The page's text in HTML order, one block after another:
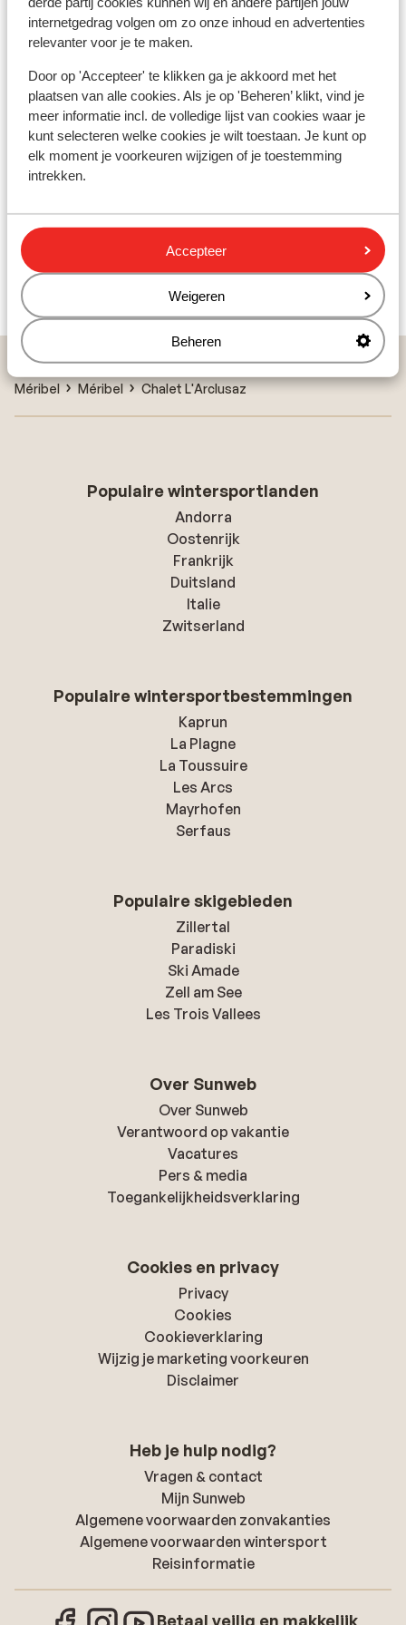
internetgedrag volgen om zo onze inhoud en advertenties
relevanter voor je te maken.
Door op 'Accepteer' te klikken ga je akkoord met het
plaatsen van alle cookies. Als je op 'Beheren’ klikt, vind je
meer informatie incl. de volledige lijst van cookies waar je
kunt selecteren welke cookies je wilt toestaan. Je kunt op
elk moment je voorkeuren wijzigen of je toestemming
intrekken.
Accepteer
Weigeren
Beheren
Andere accommodaties in Méribel
Résidence Les Fermes de Méribel
Chalet Teranga Meribel
Résidence Les Ravines
Residence Premium L'Hévana
Home Skivakantie Frankrijk
Les Trois Vallées
Méribel
Méribel Chalet L'Arclusaz
Populaire wintersportlanden
Andorra
Oostenrijk
Frankrijk
Duitsland
Italie
Zwitserland
Populaire wintersportbestemmingen
Kaprun
La Plagne
La Toussuire
Les Arcs
Mayrhofen
Serfaus
Populaire skigebieden
Zillertal
Paradiski
Ski Amade
Zell am See
Les Trois Vallees
Over Sunweb
Over Sunweb
Verantwoord op vakantie
Vacatures
Pers & media
Toegankelijkheidsverklaring
Cookies en privacy
Privacy
Cookies
Cookieverklaring
Wijzig je marketing voorkeuren
Disclaimer
Heb je hulp nodig?
Vragen & contact
Mijn Sunweb
Algemene voorwaarden zonvakanties
Algemene voorwaarden wintersport
Reisinformatie
Betaal veilig en makkelijk